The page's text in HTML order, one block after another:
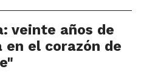
veinte años de
el corazón de